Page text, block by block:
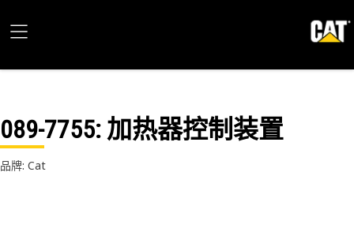
089-7755: 加热器控制装置
品牌: Cat